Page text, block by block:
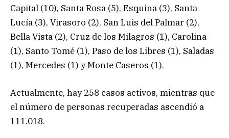
Capital (10), Santa Rosa (5), Esquina (3), Santa
Lucía (3), Virasoro (2), San Luis del Palmar (2),
Bella Vista (2), Cruz de los Milagros (1), Carolina
(1), Santo Tomé (1), Paso de los Libres (1), Saladas
(1), Mercedes (1) y Monte Caseros (1).
Actualmente, hay 258 casos activos, mientras que
el número de personas recuperadas ascendió a
111.018.